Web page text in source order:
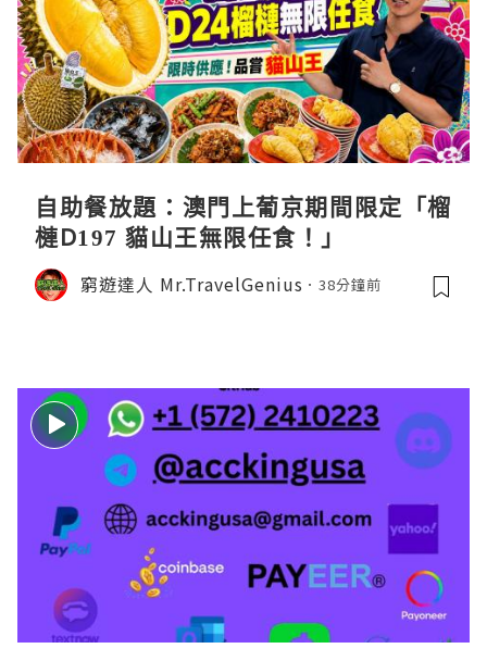
自助餐放題：澳門上葡京期間限定「榴
槤D197 貓山王無限任食！」
窮遊達人 Mr.TravelGenius 38分鐘前